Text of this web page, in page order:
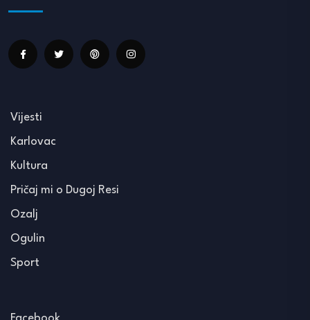
Vijesti
Karlovac
Kultura
Pričaj mi o Dugoj Resi
Ozalj
Ogulin
Sport